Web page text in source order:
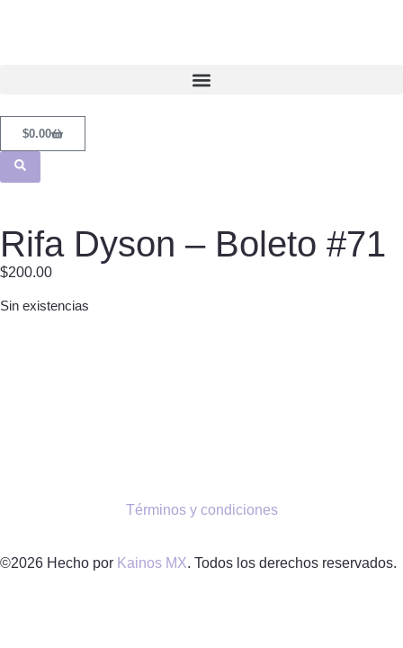
$0.00
Rifa Dyson – Boleto #71
$200.00
Sin existencias
Términos y condiciones
©2026 Hecho por Kainos MX. Todos los derechos reservados.